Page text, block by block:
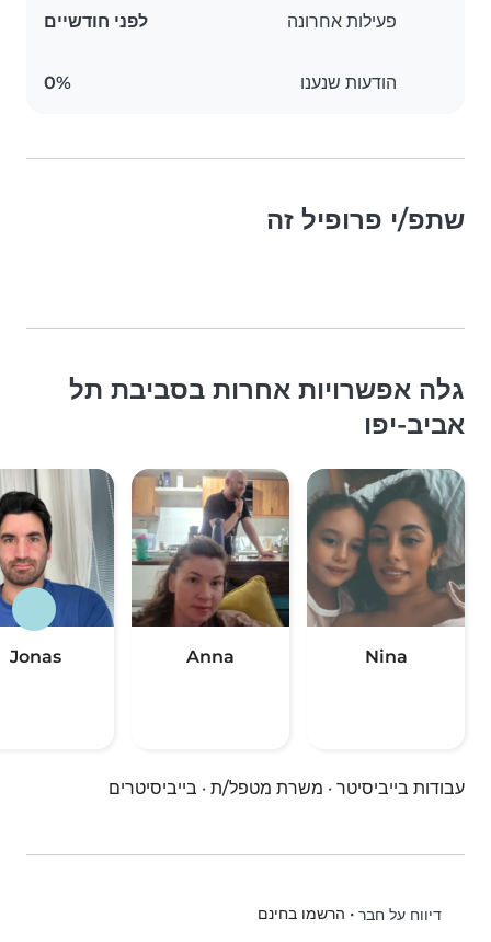
פעילות אחרונה לפני חודשיים
הודעות שנענו 0%
שתפ/י פרופיל זה
גלה אפשרויות אחרות בסביבת תל
אביב-יפו
Nina
Anna
Jonas
עבודות בייביסיטר · משרת מטפל/ת · בייביסיטרים
דיווח על חבר • הרשמו בחינם